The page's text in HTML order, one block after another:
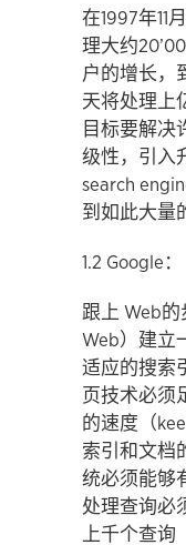
在1997年11
理大约
户的增长，
天将处理上
目标要解决
级性，引入
search
到如此大量
1.2 Google：
跟上 Web
Web）建立
适应的搜索
页技术必须
的速度（
索引和文档
统必须能够
处理查询必
上千个查询